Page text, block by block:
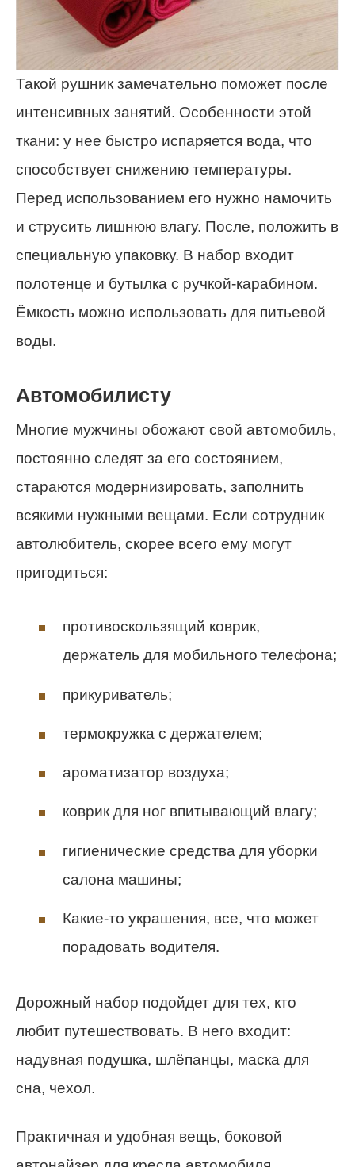
Такой рушник замечательно поможет после
интенсивных занятий. Особенности этой
ткани: у нее быстро испаряется вода, что
способствует снижению температуры.
Перед использованием его нужно намочить
и струсить лишнюю влагу. После, положить в
специальную упаковку. В набор входит
полотенце и бутылка с ручкой-карабином.
Ёмкость можно использовать для питьевой
воды.
Автомобилисту
Многие мужчины обожают свой автомобиль,
постоянно следят за его состоянием,
стараются модернизировать, заполнить
всякими нужными вещами. Если сотрудник
автолюбитель, скорее всего ему могут
пригодиться:
противоскользящий коврик,
держатель для мобильного телефона;
прикуриватель;
термокружка с держателем;
ароматизатор воздуха;
коврик для ног впитывающий влагу;
гигиенические средства для уборки
салона машины;
Какие-то украшения, все, что может
порадовать водителя.
Дорожный набор подойдет для тех, кто
любит путешествовать. В него входит:
надувная подушка, шлёпанцы, маска для
сна, чехол.
Практичная и удобная вещь, боковой